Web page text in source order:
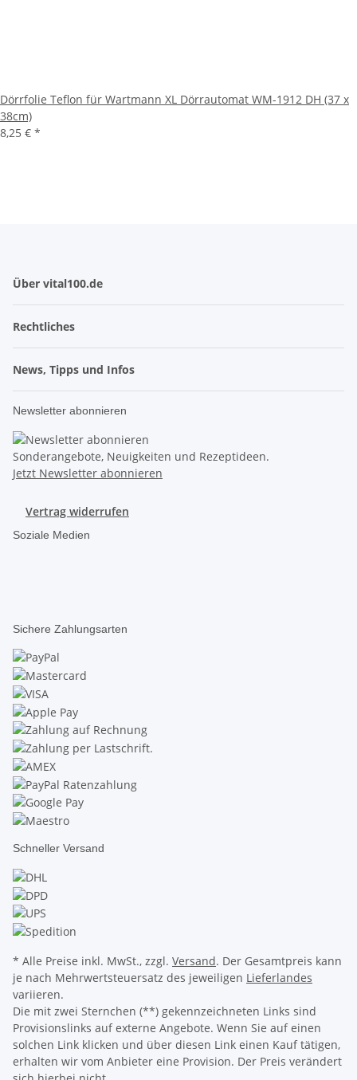
Dörrfolie Teflon für Wartmann XL Dörrautomat WM-1912 DH (37 x
38cm)
8,25 € *
Über vital100.de
Rechtliches
News, Tipps und Infos
Newsletter abonnieren
Sonderangebote, Neuigkeiten und Rezeptideen.
Jetzt Newsletter abonnieren
Vertrag widerrufen
Soziale Medien
Sichere Zahlungsarten
Schneller Versand
* Alle Preise inkl. MwSt., zzgl. Versand. Der Gesamtpreis kann
je nach Mehrwertsteuersatz des jeweiligen Lieferlandes
variieren.
Die mit zwei Sternchen (**) gekennzeichneten Links sind
Provisionslinks auf externe Angebote. Wenn Sie auf einen
solchen Link klicken und über diesen Link einen Kauf tätigen,
erhalten wir vom Anbieter eine Provision. Der Preis verändert